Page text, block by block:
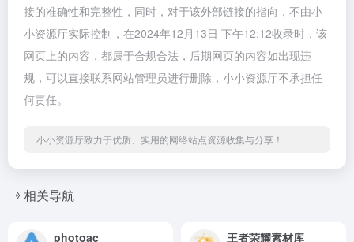
接的准确性和完整性，同时，对于该外部链接的指向，不由小
小资源厅实际控制，在2024年12月13日 下午12:12收录时，该
网页上的内容，都属于合规合法，后期网页的内容如出现违
规，可以直接联系网站管理员进行删除，小小资源厅不承担任
何责任。
小小资源厅致力于优质、实用的网络站点资源收集与分享！
相关导航
photoac 王者荣耀素材库